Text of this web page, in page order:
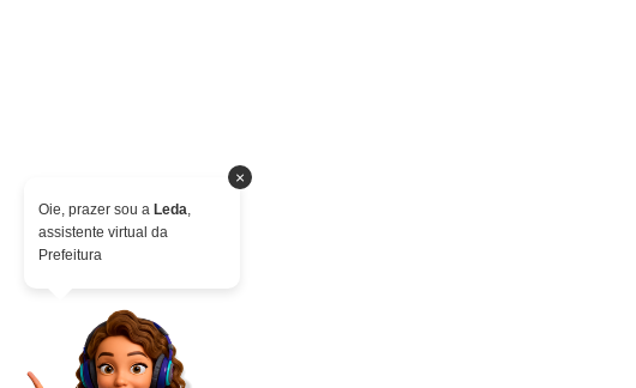
×
Oie, prazer sou a Leda,
assistente virtual da
Prefeitura